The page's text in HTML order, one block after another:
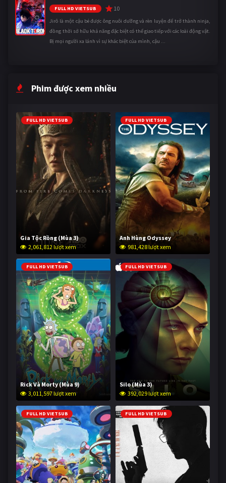
FULL HD VIETSUB 10
Jirô là một cậu bé được ông nuôi dưỡng và rèn luyện để trở thành ninja,
đồng thời sở hữu khả năng đặc biệt có thể giao tiếp với các loài động vật.
Bị mọi người xa lánh vì sự khác biệt của mình, cậu ...
Phim được xem nhiều
FULL HD VIETSUB
Gia Tộc Rồng (Mùa 3)
2,061,812 lượt xem
FULL HD VIETSUB
Anh Hùng Odyssey
981,428 lượt xem
FULL HD VIETSUB
Rick Và Morty (Mùa 9)
3,011,597 lượt xem
FULL HD VIETSUB
Silo (Mùa 3)
392,029 lượt xem
FULL HD VIETSUB FULL HD VIETSUB